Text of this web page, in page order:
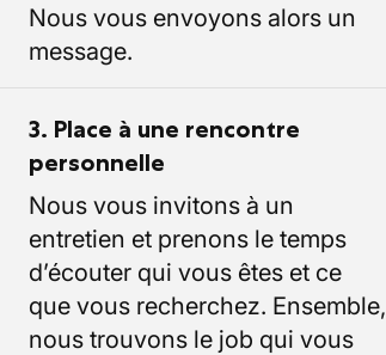
Nous vous envoyons alors un
message.
3. Place à une rencontre
personnelle
Nous vous invitons à un
entretien et prenons le temps
d’écouter qui vous êtes et ce
que vous recherchez. Ensemble,
nous trouvons le job qui vous